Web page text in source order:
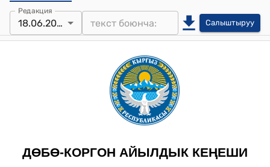
Редакция
18.06.2025 Салыштыруу